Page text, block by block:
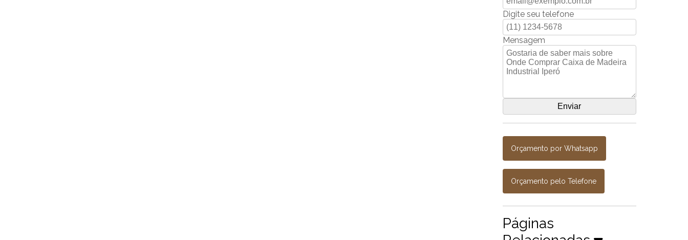
Digite seu telefone
Mensagem
Orçamento por Whatsapp
Orçamento pelo Telefone
Páginas